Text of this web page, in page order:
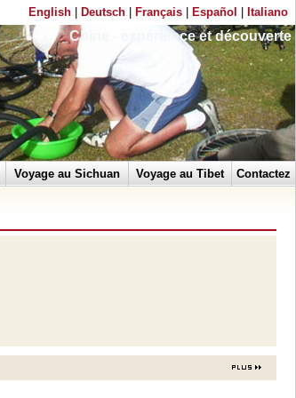
English| Deutsch| Français| Español Italiano
Chine - expérience et découverte
Voyage au Sichuan Voyage au Tibet Contactez